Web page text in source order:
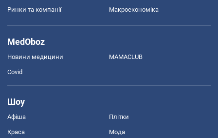
Ринки та компанії Макроекономіка
MedOboz
Новини медицини MAMACLUB
Covid
Шоу
Афіша Плітки
Краса Мода